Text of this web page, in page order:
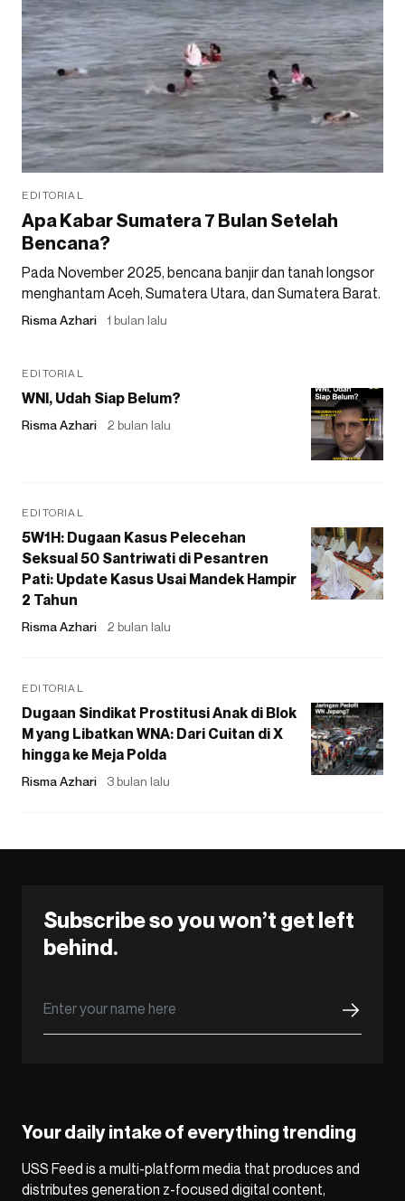
EDITORIAL
Apa Kabar Sumatera 7 Bulan Setelah
Bencana?
Pada November 2025, bencana banjir dan tanah longsor
menghantam Aceh, Sumatera Utara, dan Sumatera Barat.
Risma Azhari 1 bulan lalu
EDITORIAL
WNI, Udah Siap Belum?
Risma Azhari 2 bulan lalu
EDITORIAL
5W1H: Dugaan Kasus Pelecehan
Seksual 50 Santriwati di Pesantren
Pati: Update Kasus Usai Mandek Hampir
2 Tahun
Risma Azhari 2 bulan lalu
EDITORIAL
Dugaan Sindikat Prostitusi Anak di Blok
M yang Libatkan WNA: Dari Cuitan di X
hingga ke Meja Polda
Risma Azhari 3 bulan lalu
Subscribe so you won’t get left
behind.
Your daily intake of everything trending
USS Feed is a multi-platform media that produces and
distributes generation z-focused digital content,